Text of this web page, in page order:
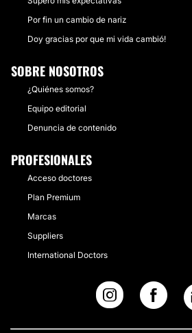
Por fin un cambio de nariz
Doy gracias por que mi vida cambió!
SOBRE NOSOTROS
¿Quiénes somos?
Equipo editorial
Denuncia de contenido
PROFESIONALES
Acceso doctores
Plan Premium
Marcas
Suppliers
International Doctors